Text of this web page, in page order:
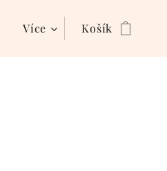
Více Košík